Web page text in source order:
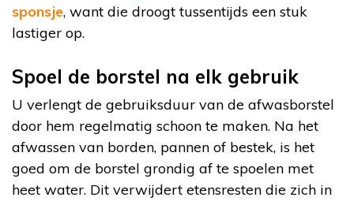
sponsje, want die droogt tussentijds een stuk
lastiger op.
Spoel de borstel na elk gebruik
U verlengt de gebruiksduur van de afwasborstel
door hem regelmatig schoon te maken. Na het
afwassen van borden, pannen of bestek, is het
goed om de borstel grondig af te spoelen met
heet water. Dit verwijdert etensresten die zich in